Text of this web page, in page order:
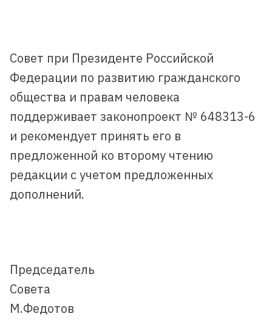
Совет при Президенте Российской
Федерации по развитию гражданского
общества и правам человека
поддерживает законопроект № 648313-6
и рекомендует принять его в
предложенной ко второму чтению
редакции с учетом предложенных
дополнений.
Председатель
Совета
М.Федотов